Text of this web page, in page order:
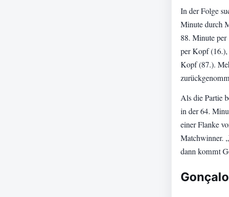
In der Folge
Minute durch
88. Minute per
per Kopf (16.),
Kopf (87.).
Als die Partie
in der 64.
einer Flanke
Matchwinner.
dann kommt